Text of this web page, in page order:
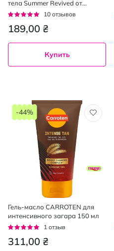
тела Summer Revived от
середняка до темного, 200мл
Рейтинг:
10 отзывов
189,00 ₴
Купить
Гель-масло CARROTEN для
интенсивного загара 150 мл
Рейтинг:
1 отзыв
311,00 ₴
-44%